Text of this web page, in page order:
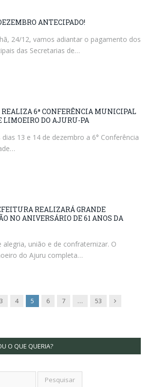
ANTECIPADO!
24/12, vamos adiantar o pagamento dos
das Secretarias de…
6ª CONFERÊNCIA MUNICIPAL
LIMOEIRO DO AJURU-PA
dias 13 e 14 de dezembro a 6° Conferência
REALIZARÁ GRANDE
NO ANIVERSÁRIO DE 61 ANOS DA
união e de confraternizar. O
do Ajuru completa…
3 4 5 6 7 … 53 Next
O QUE QUERIA?